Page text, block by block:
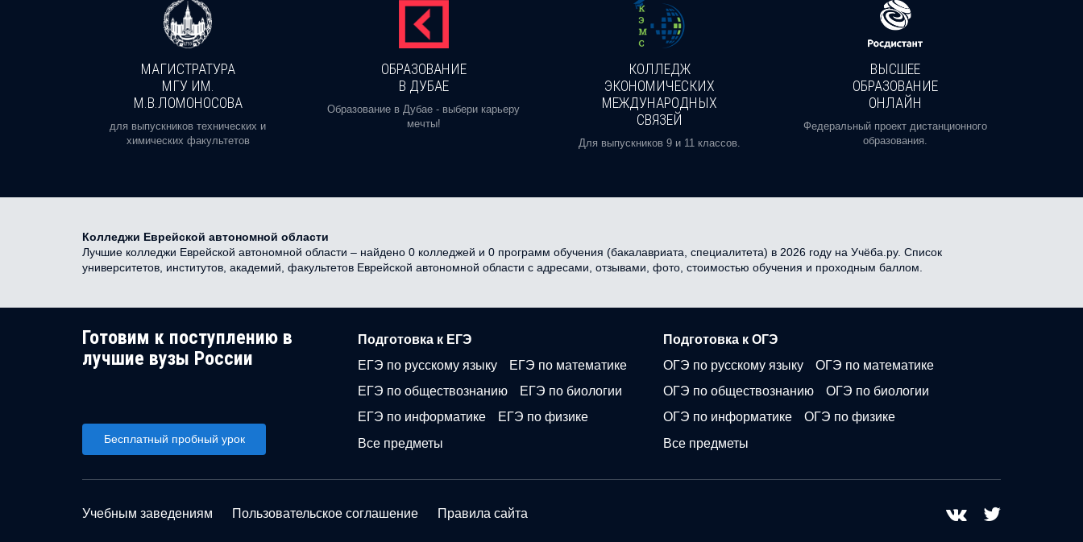
МАГИСТРАТУРА
МГУ ИМ.
М.В.ЛОМОНОСОВА
для выпускников технических и
химических факультетов
ОБРАЗОВАНИЕ
В ДУБАЕ
Образование в Дубае - выбери карьеру
мечты!
КОЛЛЕДЖ
ЭКОНОМИЧЕСКИХ
МЕЖДУНАРОДНЫХ
СВЯЗЕЙ
Для выпускников 9 и 11 классов.
ВЫСШЕЕ
ОБРАЗОВАНИЕ
ОНЛАЙН
Федеральный проект дистанционного
образования.
Колледжи Еврейской автономной области
Лучшие колледжи Еврейской автономной области – найдено 0 колледжей и 0 программ обучения (бакалавриата, специалитета) в 2026 году на Учёба.ру. Список
университетов, институтов, академий, факультетов Еврейской автономной области с адресами, отзывами, фото, стоимостью обучения и проходным баллом.
Готовим к поступлению в
лучшие вузы России
Бесплатный пробный урок
Подготовка к ЕГЭ
ЕГЭ по русскому языку
ЕГЭ по математике
ЕГЭ по обществознанию
ЕГЭ по биологии
ЕГЭ по информатике
ЕГЭ по физике
Все предметы
Подготовка к ОГЭ
ОГЭ по русскому языку
ОГЭ по математике
ОГЭ по обществознанию
ОГЭ по биологии
ОГЭ по информатике
ОГЭ по физике
Все предметы
Учебным заведениям Пользовательское соглашение Правила сайта